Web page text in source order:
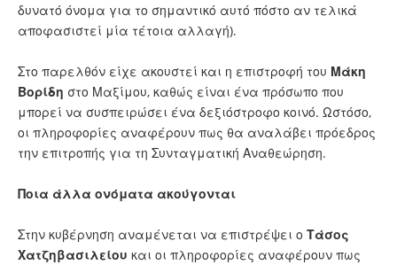
δυνατό όνομα για το σημαντικό αυτό πόστο αν τελικά
αποφασιστεί μία τέτοια αλλαγή).
Στο παρελθόν είχε ακουστεί και η επιστροφή του Μάκη
Βορίδη στο Μαξίμου, καθώς είναι ένα πρόσωπο που
μπορεί να συσπειρώσει ένα δεξιόστροφο κοινό. Ωστόσο,
οι πληροφορίες αναφέρουν πως θα αναλάβει πρόεδρος
την επιτροπής για τη Συνταγματική Αναθεώρηση.
Ποια άλλα ονόματα ακούγονται
Στην κυβέρνηση αναμένεται να επιστρέψει ο Τάσος
Χατζηβασιλείου και οι πληροφορίες αναφέρουν πως